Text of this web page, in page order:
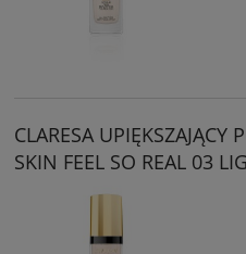
CLARESA UPIĘKSZAJĄCY
SKIN FEEL SO REAL 03